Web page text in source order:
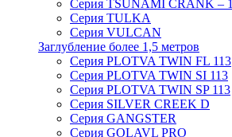
Серия TSUNAMI CRANK – 1
Серия TULKA
Серия VULCAN
Заглубление более 1,5 метров
Серия PLOTVA TWIN FL 113
Серия PLOTVA TWIN SI 113
Серия PLOTVA TWIN SP 113
Серия SILVER CREEK D
Серия GANGSTER
Серия GOLAVL PRO